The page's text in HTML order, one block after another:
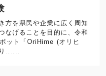
方を県民や企業に広く周知
なげることを目的に、令和
ット「OriHime (オリヒ
......